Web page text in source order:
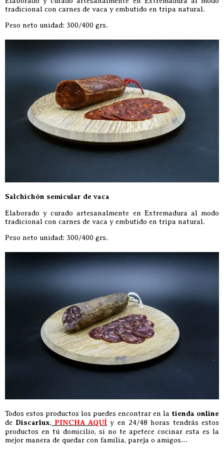
tradicional con carnes de vaca y embutido en tripa natural.
Peso neto unidad: 300/400 grs.
Salchichón semicular de vaca
Elaborado y curado artesanalmente en Extremadura al modo
tradicional con carnes de vaca y embutido en tripa natural.
Peso neto unidad: 300/400 grs.
Todos estos productos los puedes encontrar en la tienda online
de Discarlux, PINCHA AQUÍ y en 24/48 horas tendrás estos
productos en tú domicilio, si no te apetece cocinar esta es la
mejor manera de quedar con familia, pareja o amigos…